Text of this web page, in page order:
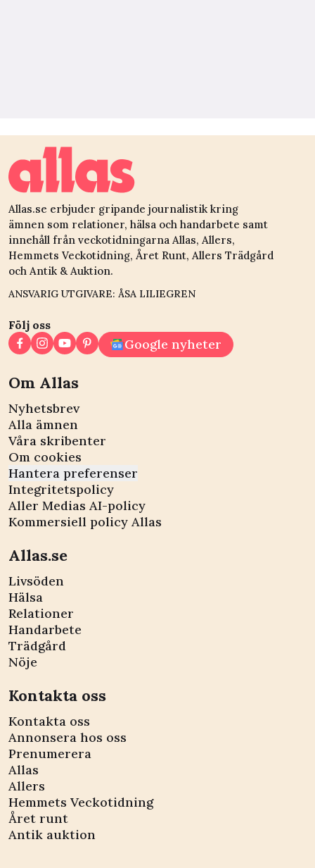
Allas.se erbjuder gripande journalistik kring
ämnen som relationer, hälsa och handarbete samt
innehåll från veckotidningarna Allas, Allers,
Hemmets Veckotidning, Året Runt, Allers Trädgård
och Antik & Auktion.
ANSVARIG UTGIVARE: ÅSA LILIEGREN
Följ oss
Google nyheter
Om Allas
Nyhetsbrev
Alla ämnen
Våra skribenter
Om cookies
Hantera preferenser
Integritetspolicy
Aller Medias AI-policy
Kommersiell policy Allas
Allas.se
Livsöden
Hälsa
Relationer
Handarbete
Trädgård
Nöje
Kontakta oss
Kontakta oss
Annonsera hos oss
Prenumerera
Allas
Allers
Hemmets Veckotidning
Året runt
Antik auktion